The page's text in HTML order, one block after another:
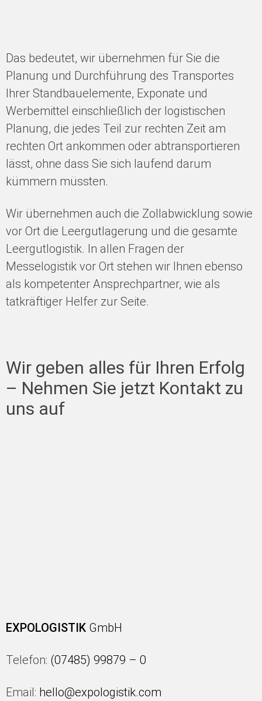
Das bedeutet, wir übernehmen für Sie die
Planung und Durchführung des Transportes
Ihrer Standbauelemente, Exponate und
Werbemittel einschließlich der logistischen
Planung, die jedes Teil zur rechten Zeit am
rechten Ort ankommen oder abtransportieren
lässt, ohne dass Sie sich laufend darum
kümmern müssten.
Wir übernehmen auch die Zollabwicklung sowie
vor Ort die Leergutlagerung und die gesamte
Leergutlogistik. In allen Fragen der
Messelogistik vor Ort stehen wir Ihnen ebenso
als kompetenter Ansprechpartner, wie als
tatkräftiger Helfer zur Seite.
Wir geben alles für Ihren Erfolg
– Nehmen Sie jetzt Kontakt zu
uns auf
EXPOLOGISTIK GmbH
Telefon: (07485) 99879 – 0
Email: hello@expologistik.com